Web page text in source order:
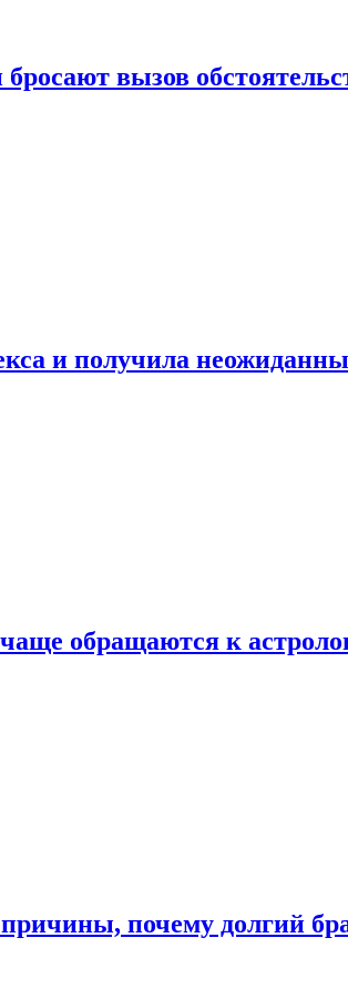
вызов
и получила
обращаются к
почему долгий